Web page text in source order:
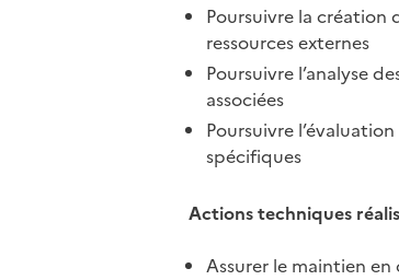
Poursuivre la création
ressources externes
Poursuivre l’analyse
associées
Poursuivre
spécifiques
Actions techniques
Assurer le maintien